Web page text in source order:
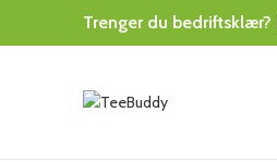
Trenger du bedriftsklær?